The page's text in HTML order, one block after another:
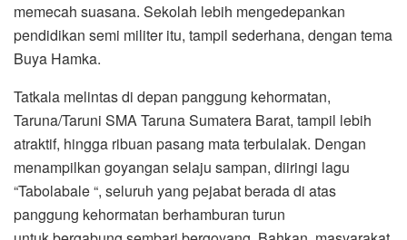
memecah suasana. Sekolah lebih mengedepankan
pendidikan semi militer itu, tampil sederhana, dengan tema
Buya Hamka.
Tatkala melintas di depan panggung kehormatan,
Taruna/Taruni SMA Taruna Sumatera Barat, tampil lebih
atraktif, hingga ribuan pasang mata terbulalak. Dengan
menampilkan goyangan selaju sampan, diiringi lagu
“Tabolabale “, seluruh yang pejabat berada di atas
panggung kehormatan berhamburan turun